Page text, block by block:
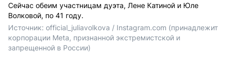
Сейчас обеим участницам дуэта, Лене Катиной и Юле
Волковой, по 41 году.
Источник: official_juliavolkova / Instagram.com (принадлежит
корпорации Meta, признанной экстремистской и
запрещенной в России)